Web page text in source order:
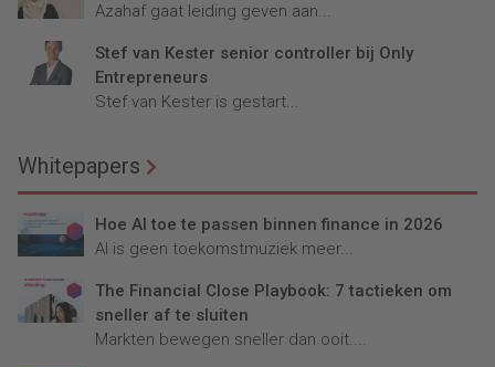
Azahaf gaat leiding geven aan...
Stef van Kester senior controller bij Only
Entrepreneurs
Stef van Kester is gestart...
Whitepapers
Hoe AI toe te passen binnen finance in 2026
AI is geen toekomstmuziek meer...
The Financial Close Playbook: 7 tactieken om
sneller af te sluiten
Markten bewegen sneller dan ooit....